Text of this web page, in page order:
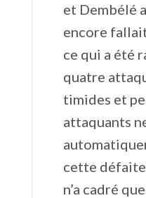
et Dembélé
encore
ce qui a été
quatre
timides et
attaquants
cette défaite
n’a cadré